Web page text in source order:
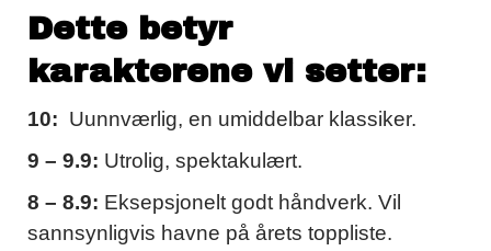
Dette betyr
karakterene vi setter:
10: Uunnværlig, en umiddelbar klassiker.
9 – 9.9: Utrolig, spektakulært.
8 – 8.9: Eksepsjonelt godt håndverk. Vil
sannsynligvis havne på årets toppliste.